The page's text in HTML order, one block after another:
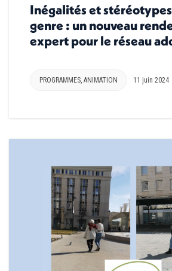
Inégalités et
genre : un nouveau
expert pour le réseau
PROGRAMMES ANIMATION 11 juin 2024